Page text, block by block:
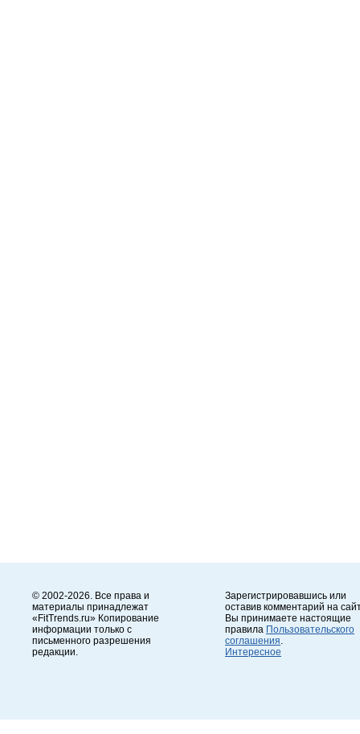
© 2002-2026. Все права и
материалы принадлежат
«FitTrends.ru» Копирование
информации только с
письменного разрешения
редакции.
Зарегистрировавшись или
оставив комментарий на
Вы принимаете настоящие
правила Пользовательского
соглашения
Интересное